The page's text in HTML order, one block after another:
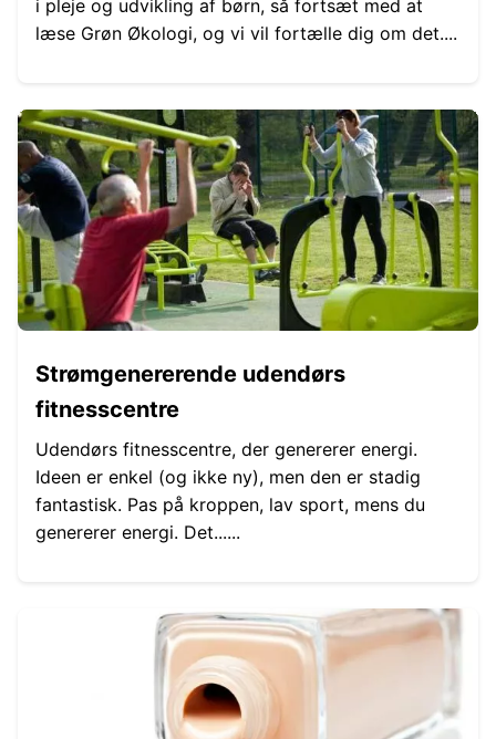
i pleje og udvikling af børn, så fortsæt med at
læse Grøn Økologi, og vi vil fortælle dig om det....
Strømgenererende udendørs
fitnesscentre
Udendørs fitnesscentre, der genererer energi.
Ideen er enkel (og ikke ny), men den er stadig
fantastisk. Pas på kroppen, lav sport, mens du
genererer energi. Det......